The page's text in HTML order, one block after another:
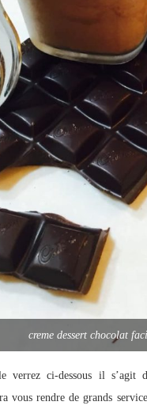
creme dessert chocolat
verrez ci-dessous il s’agit
vous rendre de grands